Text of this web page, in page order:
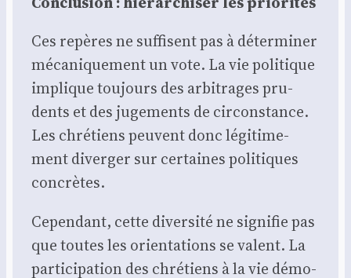
Ces repères ne suf­fisent pas à déter­mi­ner
méca­ni­que­ment un vote. La vie poli­tique
implique tou­jours des arbi­trages pru­
dents et des juge­ments de cir­cons­tance.
Les chré­tiens peuvent donc légi­ti­me­
ment diver­ger sur cer­taines poli­tiques
concrètes.
Cepen­dant, cette diver­si­té ne signi­fie pas
que toutes les orien­ta­tions se valent. La
par­ti­ci­pa­tion des chré­tiens à la vie démo­